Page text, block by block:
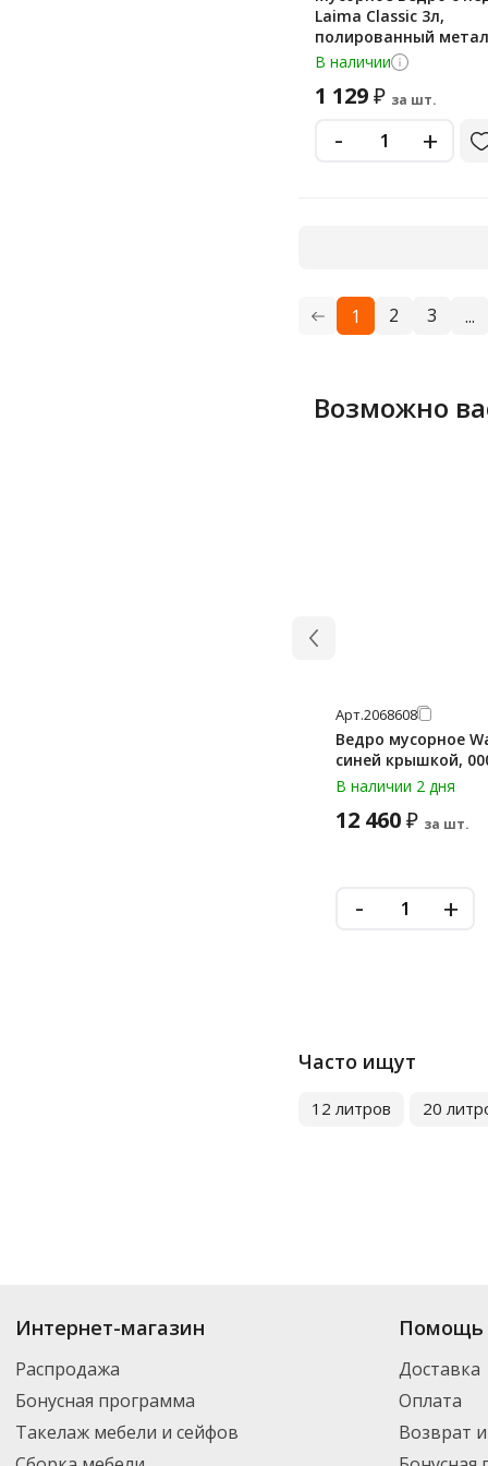
Laima Classic 3л,
полированный
внутренним ведром
В наличии
1 129₽ за шт.
- +
1 2 3 ...
Возможно
Арт.2068608
Ведро мусорное
синей крышкой,
В наличии 2 дня
12 460₽ за шт.
- +
Часто ищут
12 литров 20
Купить
. В
Вы можете выбрать нужный товар и добавить его в корзину для
партнерской транспортной компанией DPD. Для постоянных
Интернет-магазин
Распродажа
Бонусная программа
Такелаж мебели и сейфов
Помощь
Доставка
Оплата
Возврат